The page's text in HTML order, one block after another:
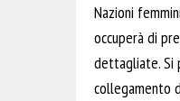
Nazioni
occuperà di
dettagliate. Si
collegamento